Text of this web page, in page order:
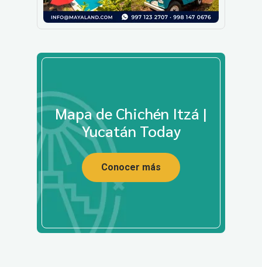
Mapa de Chichén Itzá |
Yucatán Today
Conocer más